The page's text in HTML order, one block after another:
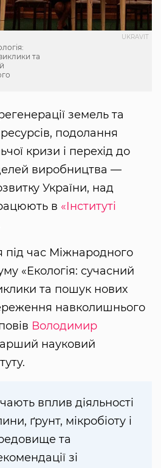
UKRAVIT
та
земель та
подолання
кризи і перехід до
виробництва —
України, над
в «Інституті
під час Міжнародного
«Екологія: сучасний
та пошук нових
навколишнього
Володимир
науковий
вплив діяльності
ґрунт, мікробіоту і
та
зі